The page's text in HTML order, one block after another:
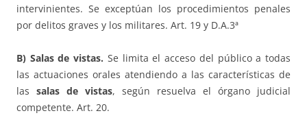
intervinientes. Se exceptúan los procedimientos penales
por delitos graves y los militares. Art. 19 y D.A.3ª
B) Salas de vistas. Se limita el acceso del público a todas
las actuaciones orales atendiendo a las características de
las salas de vistas, según resuelva el órgano judicial
competente. Art. 20.